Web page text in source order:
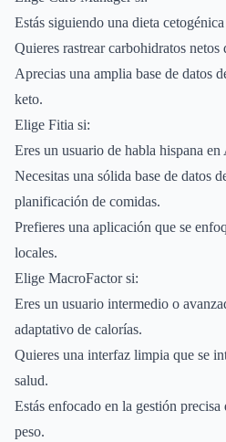
Estás siguiendo una dieta
Quieres rastrear carbohidratos netos
Aprecias una amplia base de datos
keto.
Elige Fitia si:
Eres un usuario de habla hispana
Necesitas una sólida base de datos
planificación de comidas.
Prefieres una aplicación que se
locales.
Elige MacroFactor si:
Eres un usuario intermedio o
adaptativo de calorías.
Quieres una interfaz limpia que se
salud.
Estás enfocado en la gestión
peso.